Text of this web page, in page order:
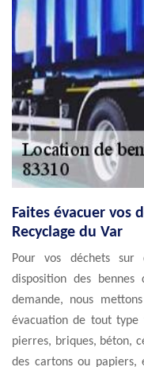
Faites évacuer vos
Recyclage du Var
Pour vos déchets
disposition des
demande, nous
évacuation de tout
pierres, briques, béton,
des cartons ou papiers,